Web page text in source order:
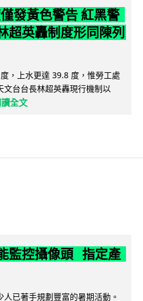
發黃色警告 紅黑警
超英轟制度形同陳列
，上水更達 39.8 度，惟勞工處
台台長林超英轟現行機制以
全文
監控攝像頭 指定產
已著手規劃豐富的暑期活動。